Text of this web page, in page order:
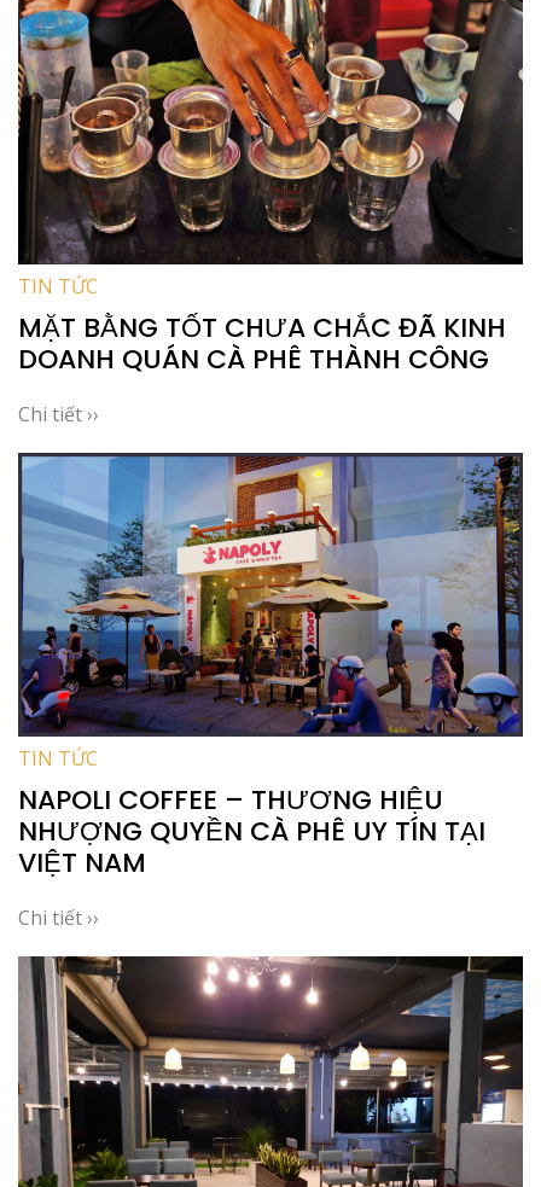
TIN TỨC
MẶT BẰNG TỐT CHƯA CHẮC ĐÃ KINH
DOANH QUÁN CÀ PHÊ THÀNH CÔNG
Chi tiết ››
TIN TỨC
NAPOLI COFFEE – THƯƠNG HIỆU
NHƯỢNG QUYỀN CÀ PHÊ UY TÍN TẠI
VIỆT NAM
Chi tiết ››